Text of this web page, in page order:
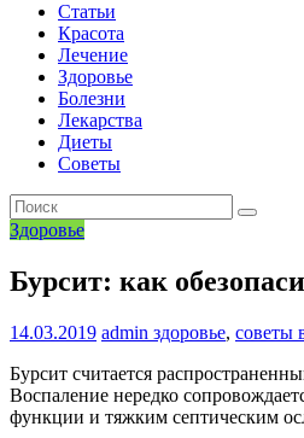
Статьи
Красота
Лечение
Здоровье
Болезни
Лекарства
Диеты
Советы
Здоровье
Бурсит: как
14.03.2019 admin здоровье, советы
Бурсит считается
Воспаление нередко
функции и тяжким септическим